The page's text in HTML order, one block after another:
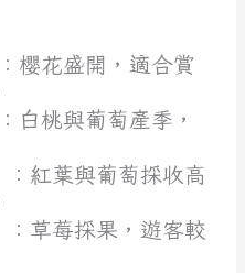
：櫻花盛開，適合賞
：白桃與葡萄產季，
：紅葉與葡萄採收高
：草莓採果，遊客較